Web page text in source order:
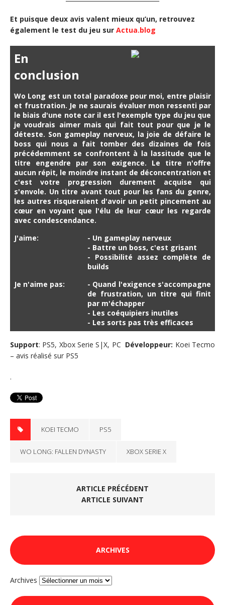
Et puisque deux avis valent mieux qu’un, retrouvez
également le test du jeu sur Actua.blog
En
conclusion
Wo Long est un total paradoxe pour moi, entre plaisir
et frustration. Je ne saurais évaluer mon ressenti par
le biais d'une note car il est l'exemple type du jeu que
je voudrais aimer mais qui fait tout pour que je le
déteste. Son gameplay nerveux, la joie de défaire le
boss qui nous a fait tomber des dizaines de fois
précédemment se confrontent à la lassitude que le
titre engendre par son exigence. Le titre n'offre
aucun répit, le moindre instant de déconcentration et
c'est votre progression durement acquise qui
s'envole. Un titre avant tout pour les fans du genre,
les autres risqueraient d'avoir un petit pincement au
cœur en voyant que l'élu de leur cœur les regarde
avec condescendance.
J'aime:
- Un gameplay nerveux
- Battre un boss, c'est grisant
- Possibilité assez complète de
builds
Je n'aime pas:
- Quand l'exigence s'accompagne
de frustration, un titre qui finit
par m'échapper
- Les coéquipiers inutiles
- Les sorts pas très efficaces
Support: PS5, Xbox Serie S|X, PC Développeur: Koei Tecmo
– avis réalisé sur PS5
.
KOEI TECMO PS5
WO LONG: FALLEN DYNASTY XBOX SERIE X
ARTICLE PRÉCÉDENT
ARTICLE SUIVANT
ARCHIVES
Archives